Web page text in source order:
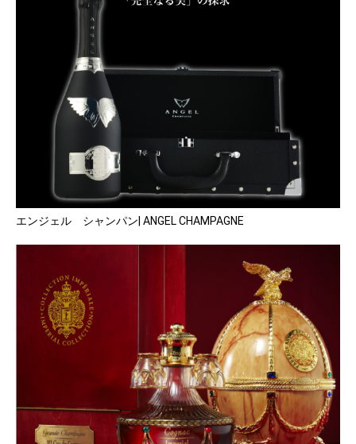
エンジェル シャンパン| ANGEL CHAMPAGNE